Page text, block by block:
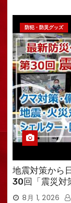
防犯・防災グッズ
地震対策から
30回「震災対
えるTV・高荷
8月 1, 2026